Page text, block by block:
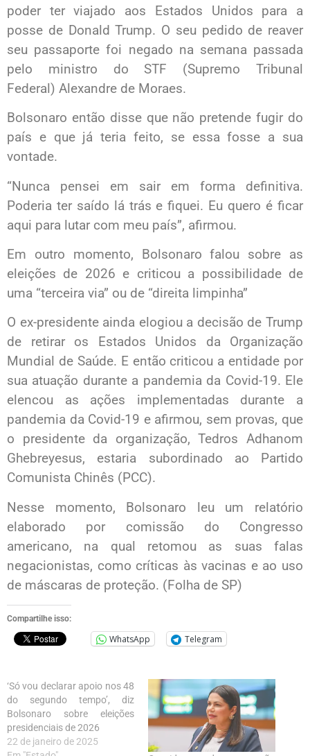
poder ter viajado aos Estados Unidos para a
posse de Donald Trump. O seu pedido de reaver
seu passaporte foi negado na semana passada
pelo ministro do STF (Supremo Tribunal
Federal) Alexandre de Moraes.
Bolsonaro então disse que não pretende fugir do
país e que já teria feito, se essa fosse a sua
vontade.
“Nunca pensei em sair em forma definitiva.
Poderia ter saído lá trás e fiquei. Eu quero é ficar
aqui para lutar com meu país”, afirmou.
Em outro momento, Bolsonaro falou sobre as
eleições de 2026 e criticou a possibilidade de
uma “terceira via” ou de “direita limpinha”
O ex-presidente ainda elogiou a decisão de Trump
de retirar os Estados Unidos da Organização
Mundial de Saúde. E então criticou a entidade por
sua atuação durante a pandemia da Covid-19. Ele
elencou as ações implementadas durante a
pandemia da Covid-19 e afirmou, sem provas, que
o presidente da organização, Tedros Adhanom
Ghebreyesus, estaria subordinado ao Partido
Comunista Chinês (PCC).
Nesse momento, Bolsonaro leu um relatório
elaborado por comissão do Congresso
americano, na qual retomou as suas falas
negacionistas, como críticas às vacinas e ao uso
de máscaras de proteção. (Folha de SP)
Compartilhe isso:
WhatsApp Telegram
‘Só vou declarar apoio nos 48
do segundo tempo’, diz
Bolsonaro sobre eleições
presidenciais de 2026
22 de janeiro de 2025